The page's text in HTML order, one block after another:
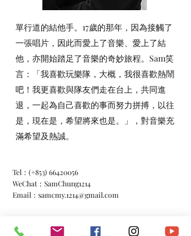
單行道的結他手。17歲的那年，因為接觸了
一張唱片，因此而愛上了音樂、愛上了結
他，亦開始踏足了音樂的奇妙旅程。Sam笑
言：「我喜歡玩樂隊，大概，我很喜歡熱鬧
吧！我更喜歡與隊友們走在台上，共同進
退，一起為自己喜歡的事而努力拼搏，以往
是，現在是，希望將來也是。」，對音樂充
滿希望及熱誠。
Tel：(+853) 66420056
WeChat：SamChung1214
Email： samcmy.1214@gmail.com
FB：